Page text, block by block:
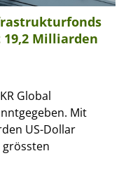
Milliarden
Global
Mit
US-Dollar
grössten